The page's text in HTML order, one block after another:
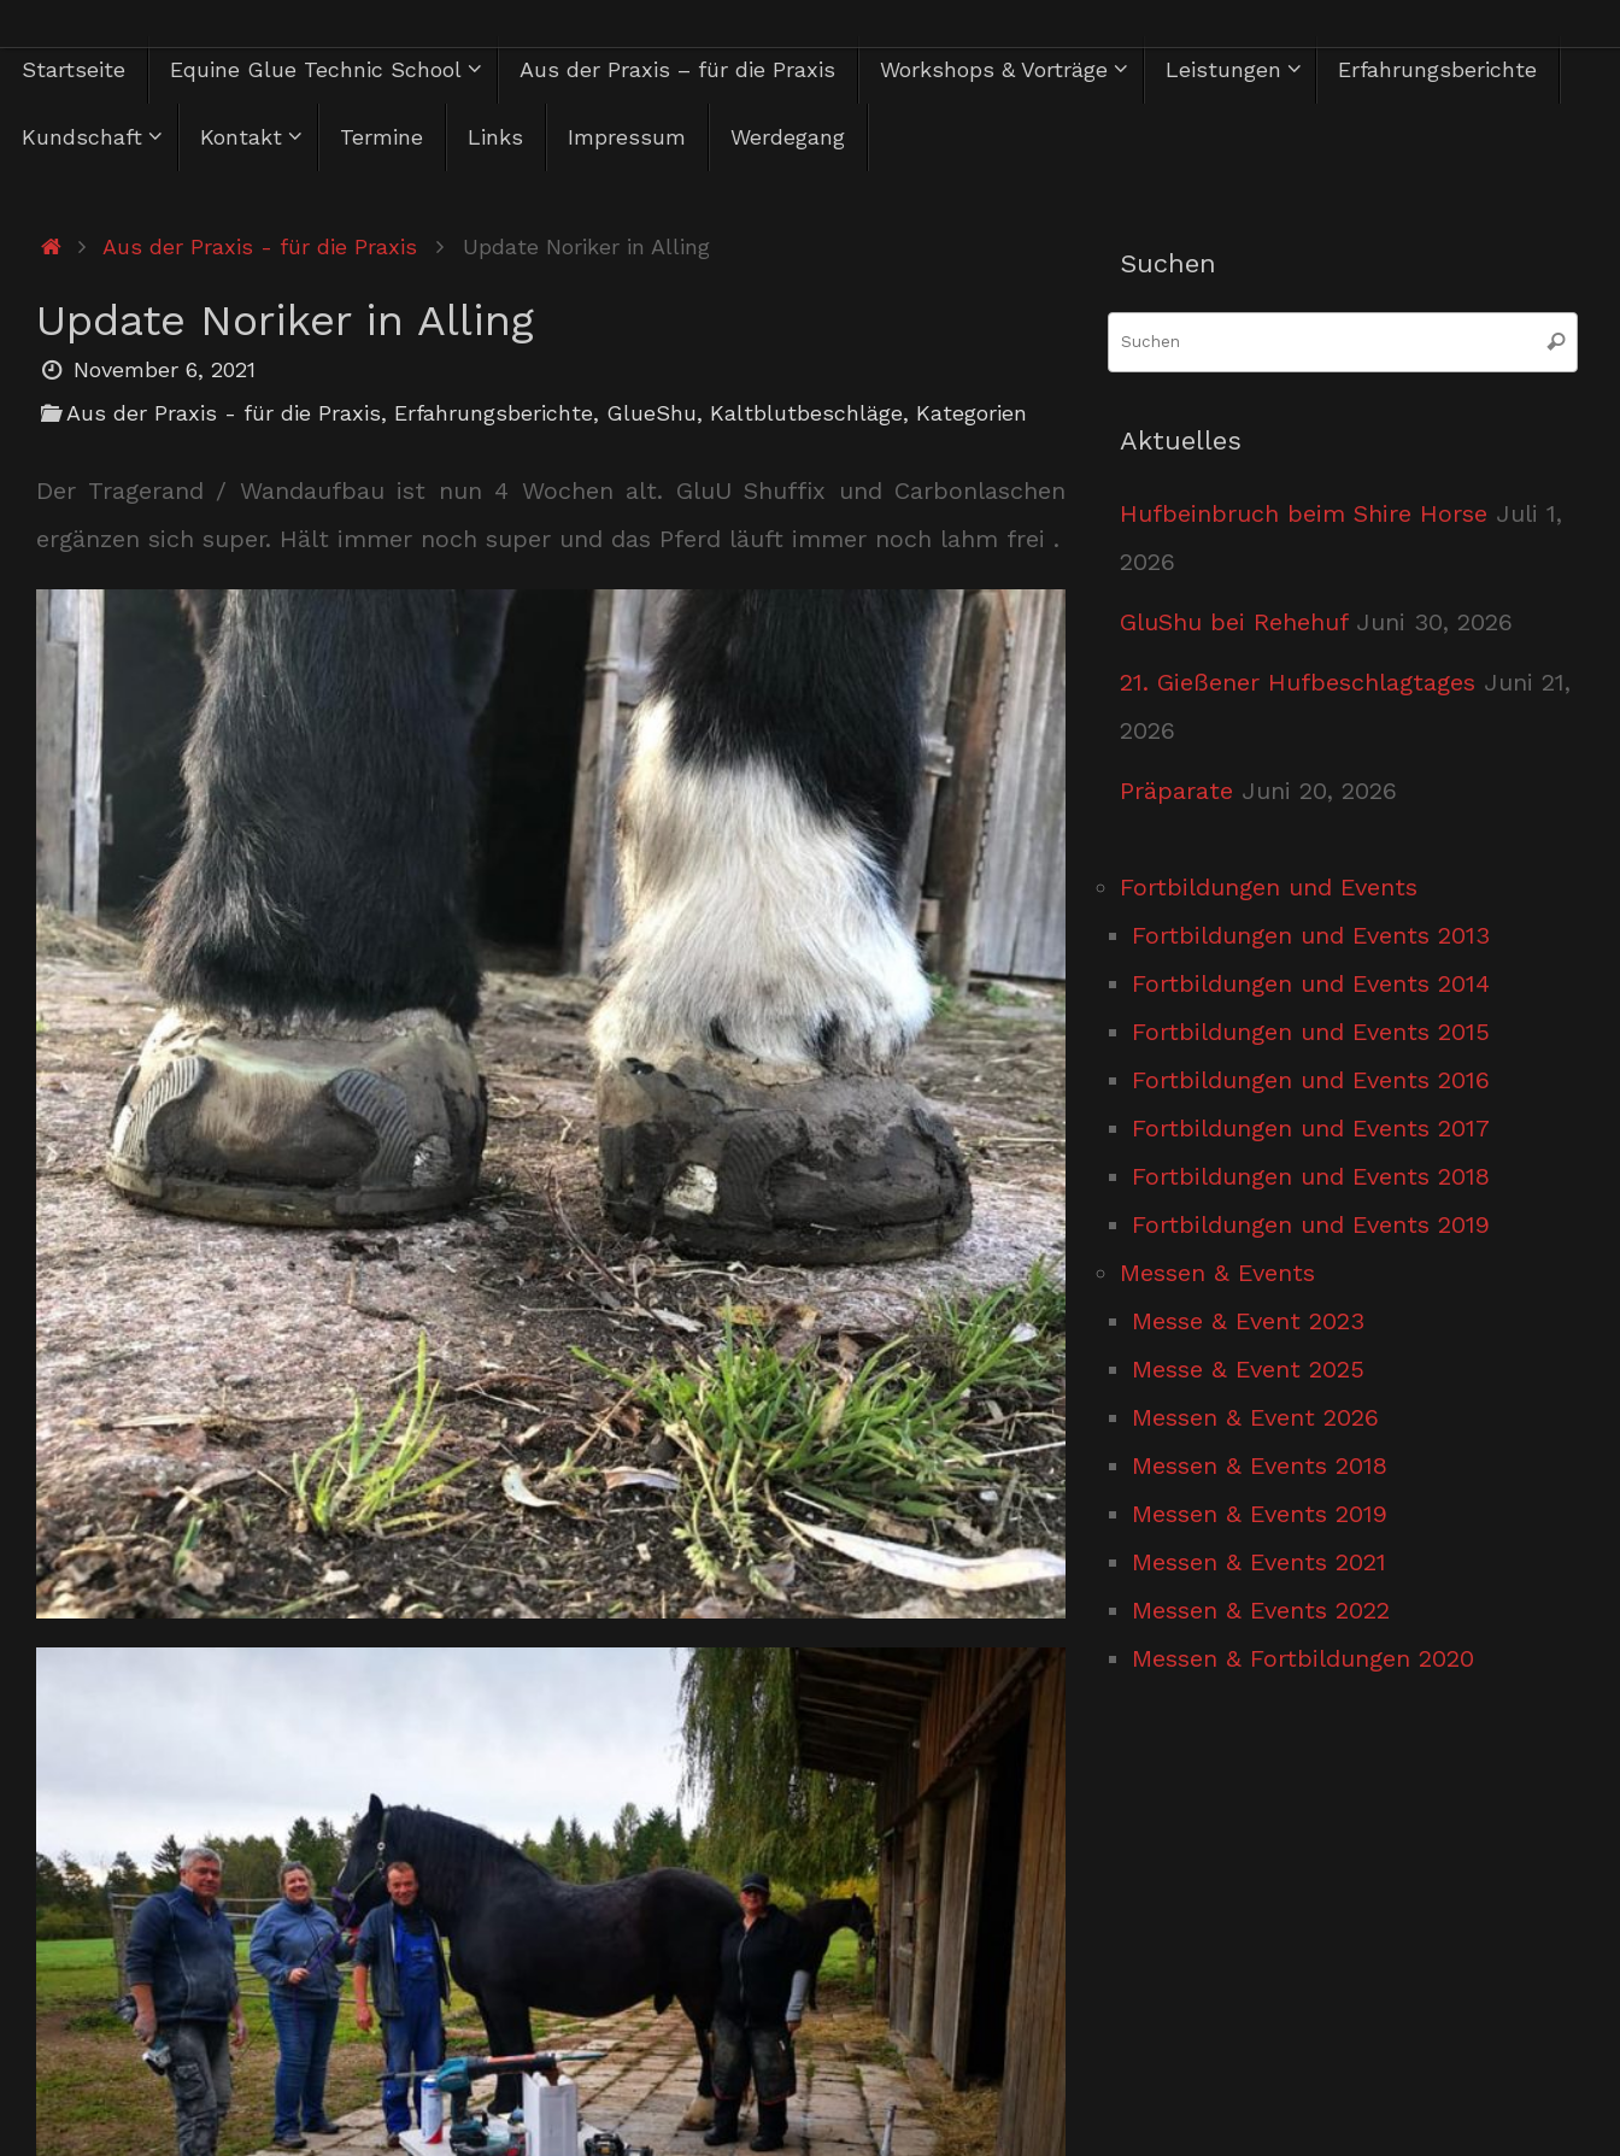
Zum
Herzlich Willkommen
Zum
InhaltStartseite Equine Glue Technic School Aus der Praxis – für die Praxis Workshops & Vorträge Leistungen Erfahrungsberichte
Kundschaft Kontakt Termine Links Impressum Werdegang
StartAus der Praxis - für die Praxis Update Noriker in Alling
Update Noriker in Alling
November 6, 2021
Aus der Praxis - für die Praxis, Erfahrungsberichte, GlueShu, Kaltblutbeschläge, Kategorien
Der Tragerand / Wandaufbau ist nun 4 Wochen alt. GluU Shuffix und Carbonlaschen
ergänzen sich super. Hält immer noch super und das Pferd läuft immer noch lahm frei .
Suchen
Suchen
Aktuelles
Hufbeinbruch beim Shire Horse Juli 1,
2026
GluShu bei Rehehuf Juni 30, 2026
21. Gießener Hufbeschlagtages Juni 21,
2026
Präparate Juni 20, 2026
Fortbildungen und Events
Fortbildungen und Events 2013
Fortbildungen und Events 2014
Fortbildungen und Events 2015
Fortbildungen und Events 2016
Fortbildungen und Events 2017
Fortbildungen und Events 2018
Fortbildungen und Events 2019
Messen & Events
Messe & Event 2023
Messe & Event 2025
Messen & Event 2026
Messen & Events 2018
Messen & Events 2019
Messen & Events 2021
Messen & Events 2022
Messen & Fortbildungen 2020